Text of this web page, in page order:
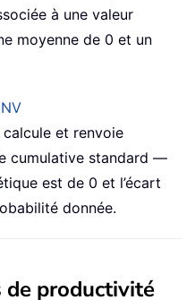
à une valeur
moyenne de 0 et un
calcule et renvoie
cumulative standard —
est de 0 et l’écart
donnée.
productivité